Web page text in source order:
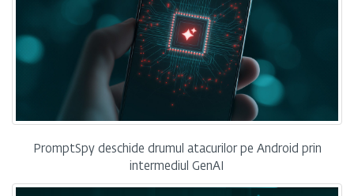
PromptSpy deschide drumul atacurilor pe Android prin
intermediul GenAI